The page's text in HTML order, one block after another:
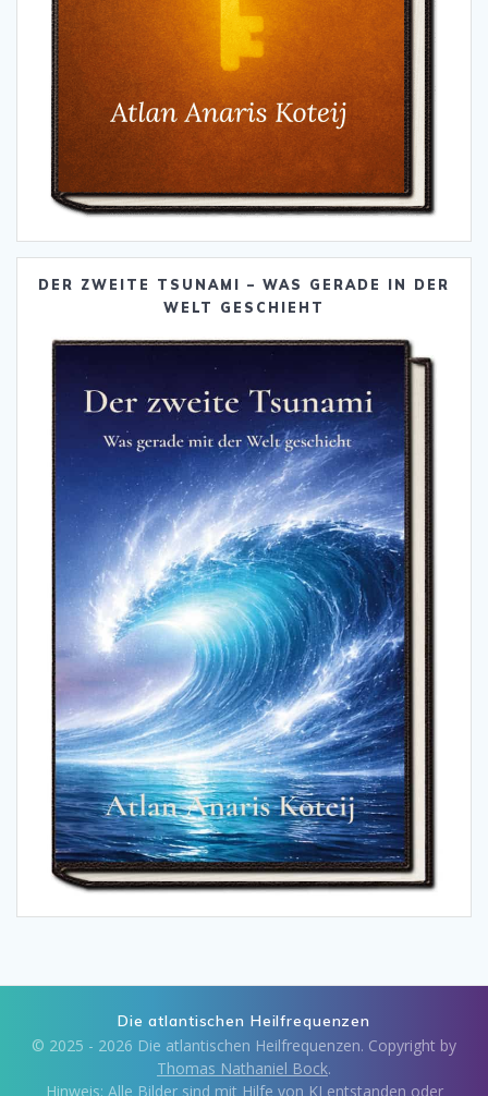
DER ZWEITE TSUNAMI – WAS GERADE IN DER
WELT GESCHIEHT
Die atlantischen Heilfrequenzen
© 2025 - 2026 Die atlantischen Heilfrequenzen. Copyright by
Thomas Nathaniel Bock.
Hinweis: Alle Bilder sind mit Hilfe von KI entstanden oder